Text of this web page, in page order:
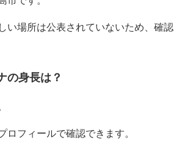
い場所は公表されていないため、確認
の身長は？
ロフィールで確認できます。